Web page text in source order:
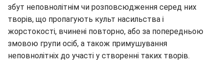
збут неповнолітнім чи розповсюдження серед них
творів, що пропагують культ насильства і
жорстокості, вчинені повторно, або за попередньою
змовою групи осіб, а також примушування
неповнолітніх до участі у створенні таких творів.